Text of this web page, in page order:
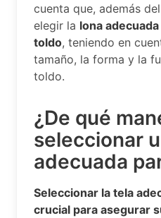
cuenta que, además
elegir la lona
toldo, teniendo en
tamaño, la forma y la
toldo.
¿De qué
seleccionar
adecuada
Seleccionar la tela
crucial para asegurar